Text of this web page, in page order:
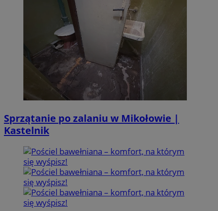
Sprzątanie po zalaniu w Mikołowie |
Kastelnik